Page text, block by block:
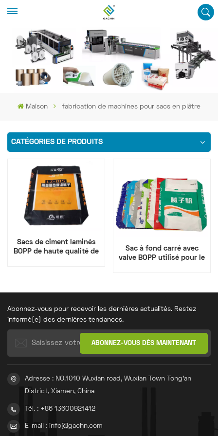
Maison fabrication de machines pour sacs en plâtre
CATÉGORIES DE PRODUITS
Sacs de ciment laminés
BOPP de haute qualité de
Sac à fond carré avec
valve BOPP utilisé pour le
Abonnez-vous pour recevoir les dernières actualités. Restez
informé(e) des dernières tendances.
Adresse : NO.1010 Wuxian road, Wuxian Town Tong'an
District, Xiamen, China
Tél. : +86 13600921412
E-mail : info@gachn.com